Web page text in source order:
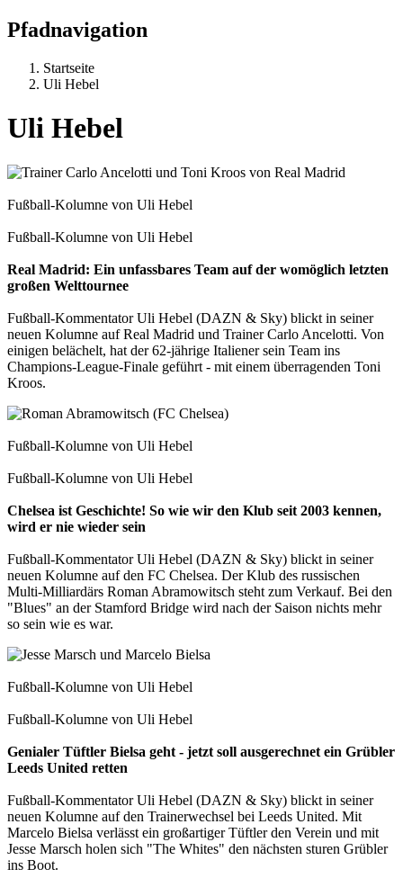
Pfadnavigation
Startseite
Uli Hebel
Uli Hebel
Fußball-Kolumne von Uli Hebel
Fußball-Kolumne von Uli Hebel
Real Madrid: Ein unfassbares Team auf der womöglich letzten
großen Welttournee
Fußball-Kommentator Uli Hebel (DAZN & Sky) blickt in seiner
neuen Kolumne auf Real Madrid und Trainer Carlo Ancelotti. Von
einigen belächelt, hat der 62-jährige Italiener sein Team ins
Champions-League-Finale geführt - mit einem überragenden Toni
Kroos.
Fußball-Kolumne von Uli Hebel
Fußball-Kolumne von Uli Hebel
Chelsea ist Geschichte! So wie wir den Klub seit 2003 kennen,
wird er nie wieder sein
Fußball-Kommentator Uli Hebel (DAZN & Sky) blickt in seiner
neuen Kolumne auf den FC Chelsea. Der Klub des russischen
Multi-Milliardärs Roman Abramowitsch steht zum Verkauf. Bei den
"Blues" an der Stamford Bridge wird nach der Saison nichts mehr
so sein wie es war.
Fußball-Kolumne von Uli Hebel
Fußball-Kolumne von Uli Hebel
Genialer Tüftler Bielsa geht - jetzt soll ausgerechnet ein Grübler
Leeds United retten
Fußball-Kommentator Uli Hebel (DAZN & Sky) blickt in seiner
neuen Kolumne auf den Trainerwechsel bei Leeds United. Mit
Marcelo Bielsa verlässt ein großartiger Tüftler den Verein und mit
Jesse Marsch holen sich "The Whites" den nächsten sturen Grübler
ins Boot.